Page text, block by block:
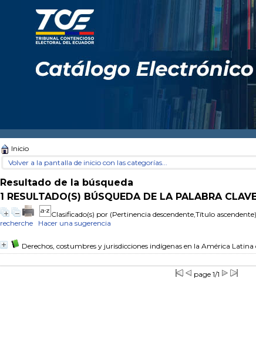
Inicio
Volver a la pantalla de inicio con las categorías...
Resultado de la búsqueda
1 RESULTADO(S) BÚSQUEDA DE LA PALABRA
Clasificado(s) por (Pertinencia descendente,Título ascendente)
recherche
Hacer una sugerencia
Derechos, costumbres y jurisdicciones indígenas en la América
page 1/1